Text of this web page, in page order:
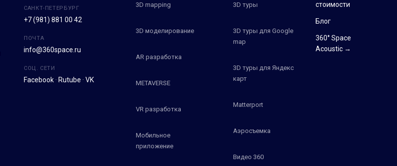
САНКТ-ПЕТЕРБУРГ
+7 (981) 881 00 42
ПОЧТА
info@360space.ru
СОЦ. СЕТИ
Facebook· Rutube · VK
3D mapping
3D моделирование
AR разработка
METAVERSE
VR разработка
Мобильное
приложение
3D туры
3D туры для Google
map
3D туры для Яндекс
карт
Matterport
Аэросъемка
Видео 360
стоимости
Блог
360° Space
Acoustic →